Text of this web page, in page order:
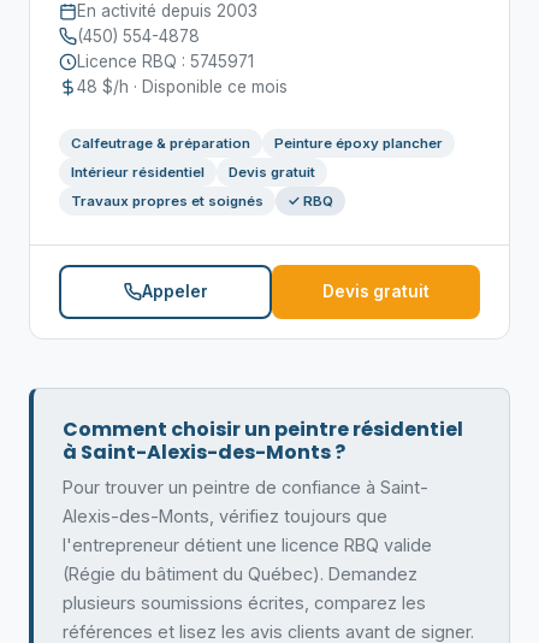
En activité depuis 2003
(450) 554-4878
Licence RBQ : 5745971
48 $/h · Disponible ce mois
Calfeutrage & préparation
Peinture époxy plancher
Intérieur résidentiel
Devis gratuit
Travaux propres et soignés
✓ RBQ
Appeler Devis gratuit
Comment choisir un peintre résidentiel
à Saint-Alexis-des-Monts ?
Pour trouver un peintre de confiance à Saint-
Alexis-des-Monts, vérifiez toujours que
l'entrepreneur détient une licence RBQ valide
(Régie du bâtiment du Québec). Demandez
plusieurs soumissions écrites, comparez les
références et lisez les avis clients avant de signer.